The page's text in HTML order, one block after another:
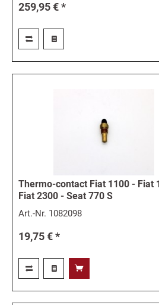
259,95 € *
Thermo-contact Fiat 1100 - Fiat
Fiat 2300 - Seat 770 S
Art.-Nr. 1082098
19,75 € *